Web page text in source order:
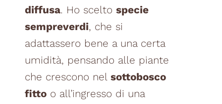
diffusa. Ho scelto specie
sempreverdi, che si
adattassero bene a una certa
umidità, pensando alle piante
che crescono nel sottobosco
fitto o all’ingresso di una